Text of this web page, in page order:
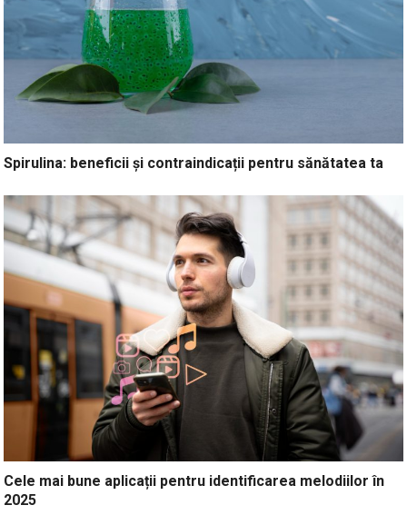
Spirulina: beneficii și contraindicații pentru sănătatea ta
Cele mai bune aplicații pentru identificarea melodiilor în
2025